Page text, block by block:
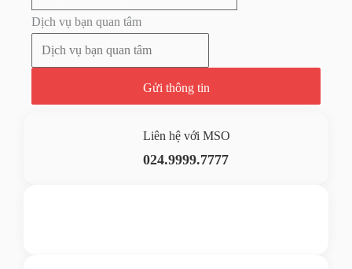
Dịch vụ bạn quan tâm
Gửi thông tin
Liên hệ với MSO
024.9999.7777